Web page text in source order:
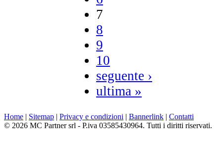
7
8
9
10
seguente ›
ultima »
Home | Sitemap | Privacy e condizioni | Bannerlink | Contatti
© 2026 MC Partner srl - P.iva 03585430964. Tutti i diritti riservati.